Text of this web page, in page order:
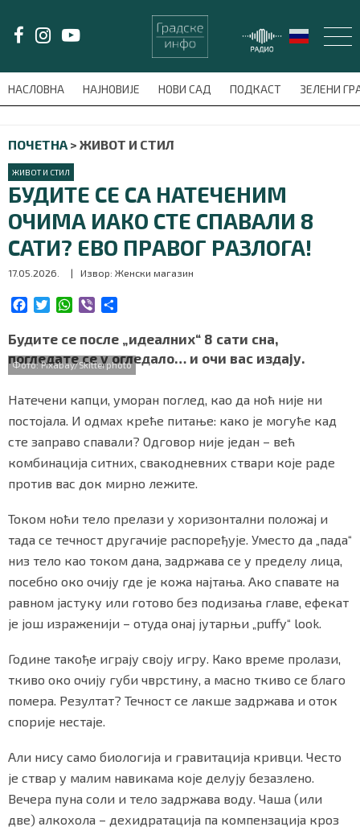
НАСЛОВНА НАЈНОВИЈЕ НОВИ САД ПОДКАСТ ЗЕЛЕНИ
meni'); $this_item = current( wp_filter_object_list(
ПОЧЕТНА > ЖИВОТ И СТИЛ
ЖИВОТ И СТИЛ
БУДИТЕ СЕ СА НАТЕЧЕНИМ
ОЧИМА ИАКО СТЕ СПАВАЛИ 8
САТИ? ЕВО ПРАВОГ РАЗЛОГА!
17.05.2026. | Извор: Женски магазин
c
e
b
o
k
i
t
t
r
W
a
t
s
p
p
b
e
r
a
r
e
Будите се после „идеалних“ 8 сати сна,
погледате се у огледало… и очи вас издају.
Фото: Pixabay/Skitterphoto
Натечени капци, уморан поглед, као да ноћ није ни
постојала. И одмах креће питање: како је могуће кад
сте заправо спавали? Одговор није један – већ
комбинација ситних, свакодневних ствари које раде
против вас док мирно лежите.
Током ноћи тело прелази у хоризонтални положај и
тада се течност другачије распоређује. Уместо да „пада“
низ тело као током дана, задржава се у пределу лица,
посебно око очију где је кожа најтања. Ако спавате на
равном јастуку или готово без подизања главе, ефекат
је још израженији – отуда онај јутарњи „puffy“ look.
Године такође играју своју игру. Како време пролази,
ткиво око очију губи чврстину, а масно ткиво се благо
помера. Резултат? Течност се лакше задржава и оток
спорије нестаје.
Али нису само биологија и гравитација кривци. Често
је ствар у малим навикама које делују безазлено.
Вечера пуна соли и тело задржава воду. Чаша (или
две) алкохола – дехидратација па компензација кроз
LAT/ЋИР
НАСЛОВНА
НАЈНОВИЈЕ
НОВИ САД
ПОДКАСТ
ЗЕЛЕНИ ГРАД
ВИДЕО
СПЕЦИЈАЛИ
СРБИЈА
СВЕТ
ЖИВОТ И СТИЛ
СПОРТ
ПРАТИТЕ НАС
Маркетинг Услови коришћења|